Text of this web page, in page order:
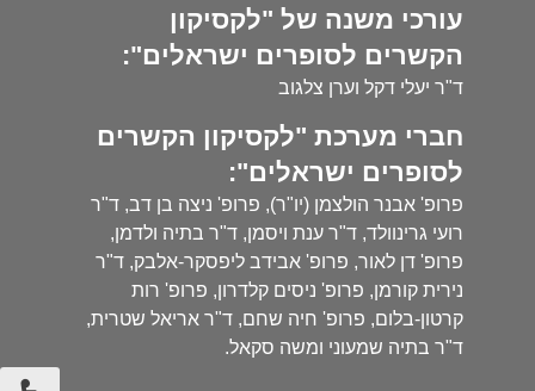
עורכי משנה של "לקסיקון
הקשרים לסופרים ישראלים":
ד"ר יעלי דקל וערן צלגוב
חברי מערכת "לקסיקון הקשרים
לסופרים ישראלים":
פרופ' אבנר הולצמן (יו"ר), פרופ' ניצה בן דב, ד"ר
רועי גרינוולד, ד"ר ענת ויסמן, ד"ר בתיה ולדמן,
פרופ' דן לאור, פרופ' אבידב ליפסקר-אלבק, ד"ר
נירית קורמן, פרופ' ניסים קלדרון, פרופ' רות
קרטון-בלום, פרופ' חיה שחם, ד"ר אריאל שטרית,
ד"ר בתיה שמעוני ומשה סקאל.